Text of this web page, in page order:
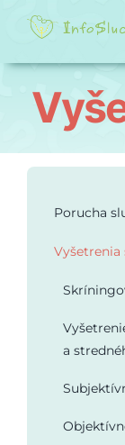
content
Ciele
Podporte nás
Porucha
Vyšetrenia
a